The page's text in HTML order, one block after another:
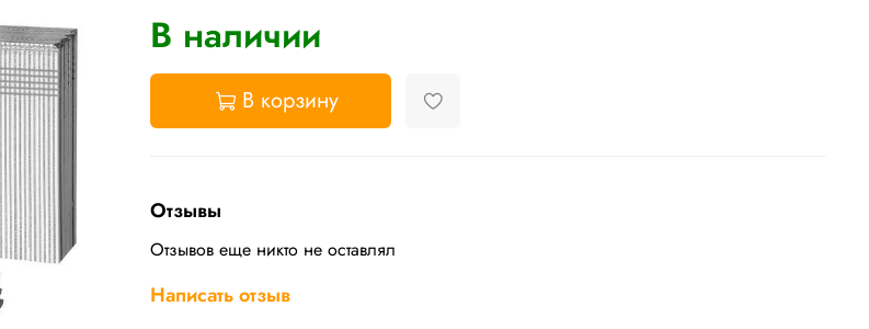
В наличии
В корзину
Отзывы
Отзывов еще никто не оставлял
Написать отзыв